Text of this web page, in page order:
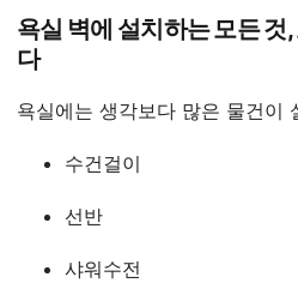
욕실 벽에 설치하는 모든 것
다
욕실에는 생각보다 많은 물건이
수건걸이
선반
샤워수전